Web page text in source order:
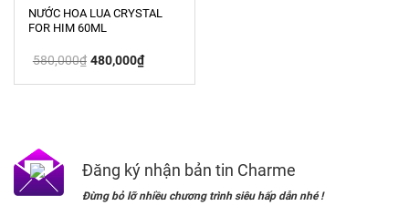
NƯỚC HOA LUA CRYSTAL
FOR HIM 60ML
580,000₫ Giá
gốc
480,000₫Giá
hiện
Đăng ký nhận bản tin Charme
Đừng bỏ lỡ nhiều chương trình siêu hấp dẫn nhé !